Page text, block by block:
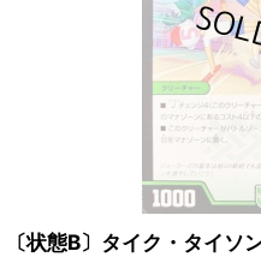
〔状態B〕タイク・タイ